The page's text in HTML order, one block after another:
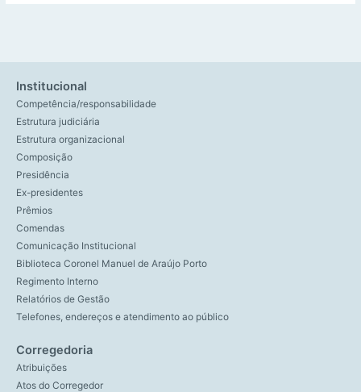
Institucional
Competência/responsabilidade
Estrutura judiciária
Estrutura organizacional
Composição
Presidência
Ex-presidentes
Prêmios
Comendas
Comunicação Institucional
Biblioteca Coronel Manuel de Araújo Porto
Regimento Interno
Relatórios de Gestão
Telefones, endereços e atendimento ao público
Corregedoria
Atribuições
Atos do Corregedor